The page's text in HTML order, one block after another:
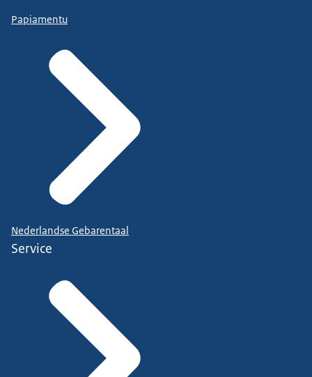
Papiamentu
Nederlandse Gebarentaal
Service